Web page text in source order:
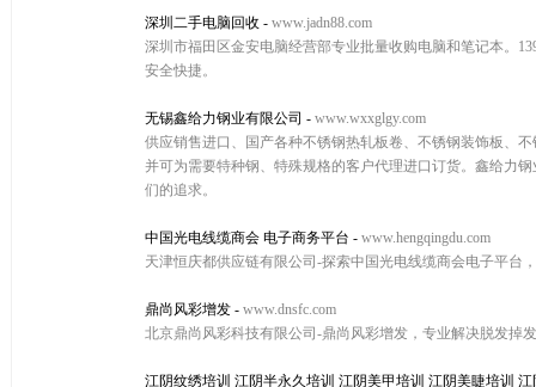
深圳二手电脑回收 - www.jadn88.com
深圳市福田区金安电脑经营部专业批量收购电脑和笔记本。
安全快捷。
无锡鑫给力钢业有限公司 - www.wxxglgy.com
供应销售进口、国产各种不锈钢热轧板卷、不锈钢装饰板、
并可为需要特种钢、特殊规格的客户代理进口订货。鑫给力
们的追求。
中国光电线缆商会 电子商务平台 - www.hengqingdu.com
天津恒庆都供应链有限公司-探索中国光电线缆商会电子平台
鼎尚风彩增发 - www.dnsfc.com
北京鼎尚风彩科技有限公司-鼎尚风彩增发，专业解决脱发掉
江阴纹绣培训 江阴半永久培训 江阴美甲培训 江阴美睫培训